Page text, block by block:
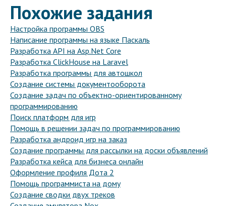
Похожие задания
Настройка программы OBS
Написание программы на языке Паскаль
Разработка API на Asp.Net Core
Разработка ClickHouse на Laravel
Разработка программы для автошкол
Создание системы документооборота
Создание задач по объектно-ориентированному
программированию
Поиск платформ для игр
Помощь в решении задач по программированию
Разработка андроид игр на заказ
Создание программы для рассылки на доски объявлений
Разработка кейса для бизнеса онлайн
Оформление профиля Дота 2
Помощь программиста на дому
Создание сводки двух треков